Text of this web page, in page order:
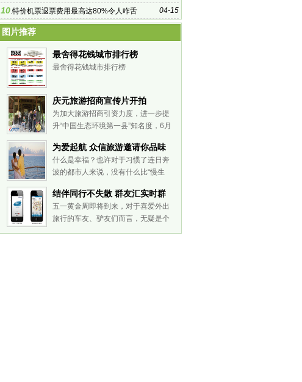
04-15
10.特价机票退票费用最高达80%令人咋舌
图片推荐
最舍得花钱城市排行榜
最舍得花钱城市排行榜
庆元旅游招商宣传片开拍
为加大旅游招商引资力度，进一步提
升“中国生态环境第一县”知名度，6月
宣传片将运用航拍、高速拍摄、转
盘拍摄等手法，对百山祖景区、西洋
殿休闲旅游区、大济历史文化保护
村、十
为爱起航 众信旅游邀请你品味
慢生活
什么是幸福？也许对于习惯了连日奔
波的都市人来说，没有什么比“慢生
行的健康生活态度。而邮轮游正承载
着恋人们对“慢生活”的期待。 因
为“慢”，所以我们有大把的时间可以
用来
结伴同行不失散 群友汇实时群
友地图
五一黄金周即将到来，对于喜爱外出
旅行的车友、驴友们而言，无疑是个